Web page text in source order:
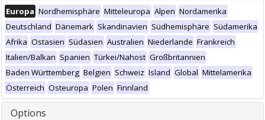
Europa Nordhemisphäre Mitteleuropa Alpen Nordamerika
Deutschland Dänemark Skandinavien Südhemisphäre Südamerika
Afrika Ostasien Südasien Australien Niederlande Frankreich
Italien/Balkan Spanien Türkei/Nahost Großbritannien
Baden Württemberg Belgien Schweiz Island Global Mittelamerika
Österreich Osteuropa Polen Finnland
Options